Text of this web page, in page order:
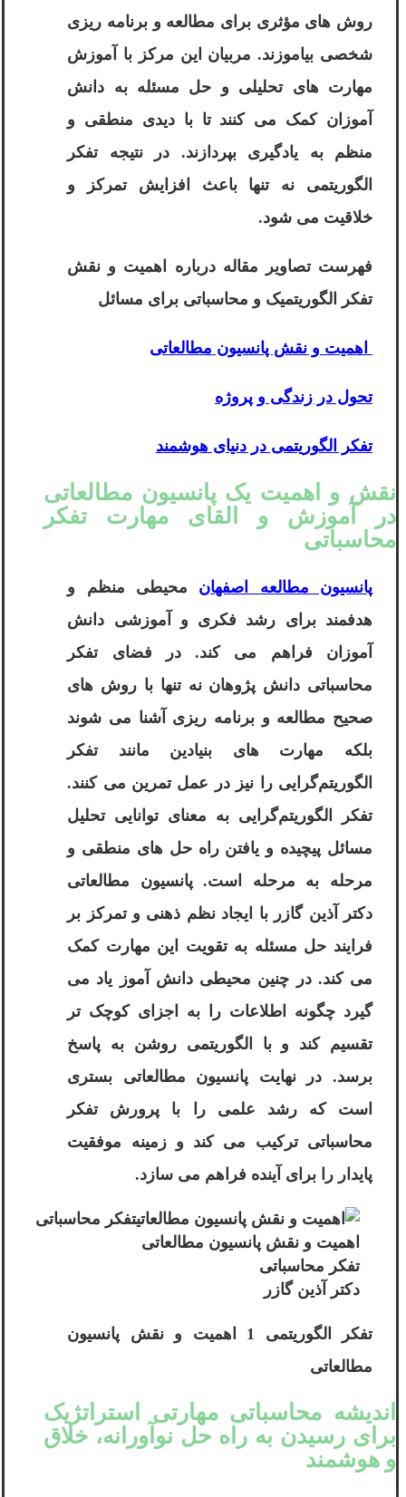
روش های مؤثری برای مطالعه و برنامه ریزی
شخصی بیاموزند. مربیان این مرکز با آموزش
مهارت های تحلیلی و حل مسئله به دانش
آموزان کمک می کنند تا با دیدی منطقی و
منظم به یادگیری بپردازند. در نتیجه تفکر
الگوریتمی نه تنها باعث افزایش تمرکز و
خلاقیت می شود.
فهرست تصاویر مقاله درباره اهمیت و نقش
تفکر الگوریتمیک و محاسباتی برای مسائل
اهمیت و نقش پانسیون مطالعاتی
تحول در زندگی و پروژه
تفکر الگوریتمی در دنیای هوشمند
نقش و اهمیت یک پانسیون مطالعاتی
در آموزش و القای مهارت تفکر
محاسباتی
پانسیون مطالعه اصفهان
محیطی منظم و
هدفمند برای رشد فکری و آموزشی دانش
آموزان فراهم می کند. در فضای تفکر
محاسباتی دانش پژوهان نه تنها با روش های
صحیح مطالعه و برنامه ریزی آشنا می شوند
بلکه مهارت های بنیادین مانند تفکر
الگوریتم‌گرایی را نیز در عمل تمرین می کنند.
تفکر الگوریتم‌گرایی به معنای توانایی تحلیل
مسائل پیچیده و یافتن راه حل های منطقی و
مرحله به مرحله است. پانسیون مطالعاتی
دکتر آذین گازر با ایجاد نظم ذهنی و تمرکز بر
فرایند حل مسئله به تقویت این مهارت کمک
می کند. در چنین محیطی دانش آموز یاد می
گیرد چگونه اطلاعات را به اجزای کوچک تر
تقسیم کند و با الگوریتمی روشن به پاسخ
برسد. در نهایت پانسیون مطالعاتی بستری
است که رشد علمی را با پرورش تفکر
محاسباتی ترکیب می کند و زمینه موفقیت
پایدار را برای آینده فراهم می سازد.
اهمیت و نقش پانسیون مطالعاتی
تفکر محاسباتی
دکتر آذین گازر
تفکر الگوریتمی 1 اهمیت و نقش پانسیون
مطالعاتی
اندیشه محاسباتی مهارتی استراتژیک
برای رسیدن به راه‌ حل نوآورانه، خلاق
و هوشمند